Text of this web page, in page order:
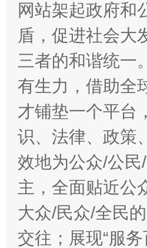
网站架起政府和
盾，促进社会大
三者的和谐统一
有生力，借助全
才铺垫一个平台
识、法律、政策
效地为公众/公
主，全面贴近公
大众/民众/全民
交往；展现“服